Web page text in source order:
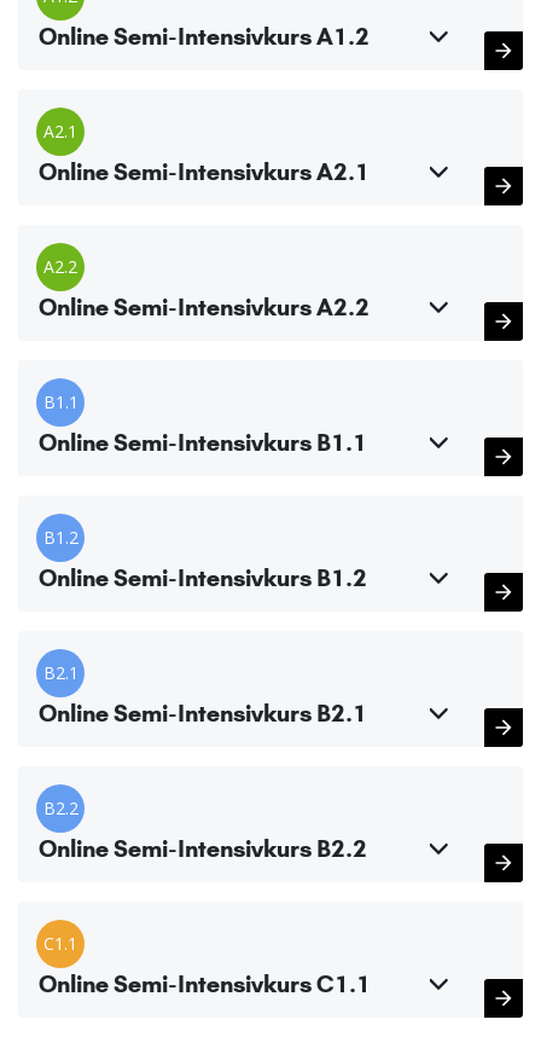
Online Semi-Intensivkurs A1.2
A2.1
Online Semi-Intensivkurs A2.1
A2.2
Online Semi-Intensivkurs A2.2
B1.1
Online Semi-Intensivkurs B1.1
B1.2
Online Semi-Intensivkurs B1.2
B2.1
Online Semi-Intensivkurs B2.1
B2.2
Online Semi-Intensivkurs B2.2
C1.1
Online Semi-Intensivkurs C1.1